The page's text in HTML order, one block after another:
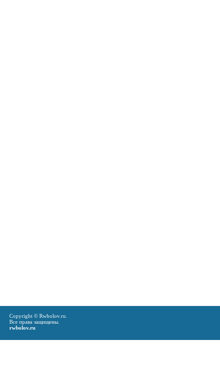
Copyright © Rwbolov.ru.
Все права защищены.
rwbolov.ru